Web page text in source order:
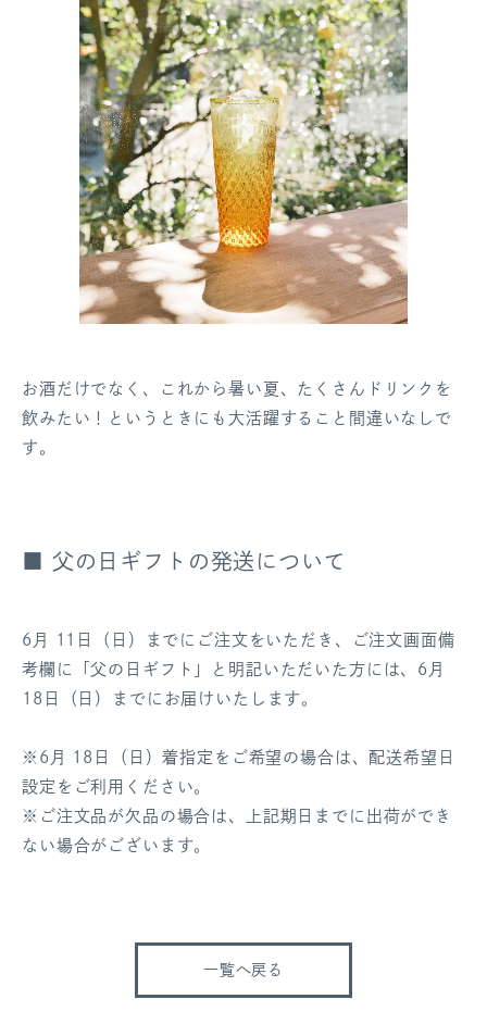
お酒だけでなく、これから暑い夏、たくさんドリンクを
飲みたい！というときにも大活躍すること間違いなしで
す。
■ 父の日ギフトの発送について
6月 11日（日）までにご注文をいただき、ご注文画面備
考欄に「父の日ギフト」と明記いただいた方には、6月
18日（日）までにお届けいたします。
※6月 18日（日）着指定をご希望の場合は、配送希望日
設定をご利用ください。
※ご注文品が欠品の場合は、上記期日までに出荷ができ
ない場合がございます。
一覧へ戻る